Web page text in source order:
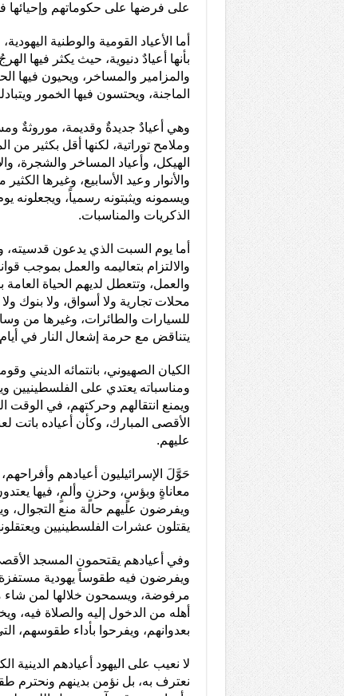
على فرضها على حكوماتهم وإحيائها
أما الأعياد القومية والوطنية
بأنها أعيادٌ دنيوية، حيث يكثر فيها
والمزامير والمساخر، ويحيون فيها
الماجنة، ويحتسون فيها الخمور
وهي أعيادٌ جديدةٌ وقديمة، موروثةٌ
وملامح توراتية، لكنها أقل بكثير من
الهيكل، وأعياد المساخر والشجرة،
والأنوار وعيد الأسابيع، وغيرها
ويسمونه ويثبتونه رسمياً، ويجعلونه
الذكريات والمناسبات.
أما يوم السبت الذي يدعون قدسيته،
والالتزام بتعاليمه والعمل بموجب
والعمل، وتتعطل لديهم الحياة
محلات تجارية ولا أسواق، ولا بنوك
للسيارات والطائرات، وغيرها من
يتناقض مع حرمة إشعال النار في
الكيان الصهيوني، بانتمائه الديني
ومناسباته يعتدي على الفلسطينيين
ويمنع انتقالهم وحركتهم، في
الأقصى المبارك، وكأن أعياده باتت
عليهم.
حَوَّلَ الإسرائيليون أعيادهم
معاناةٍ وبؤسٍ، وحزنٍ وألمٍ، فيها
ويفرضون عليهم حالة منع التجوال،
يقتلون عشرات الفلسطينيين
وفي أعيادهم يقتحمون المسجد
ويفرضون فيه طقوساً يهودية
مرفوضة، ويسمحون خلالها لمن شاء
أهله من الدخول إليه والصلاة فيه،
بعدوانهم، ويفرحوا بأداء طقوسهم،
لا نعيب على اليهود أعيادهم الدينية
نعترف به، بل نؤمن بدينهم ونحترم